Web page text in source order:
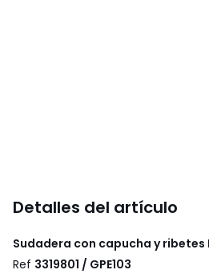
Detalles del artículo
Sudadera con capucha y ribetes
Ref 3319801 / GPE103